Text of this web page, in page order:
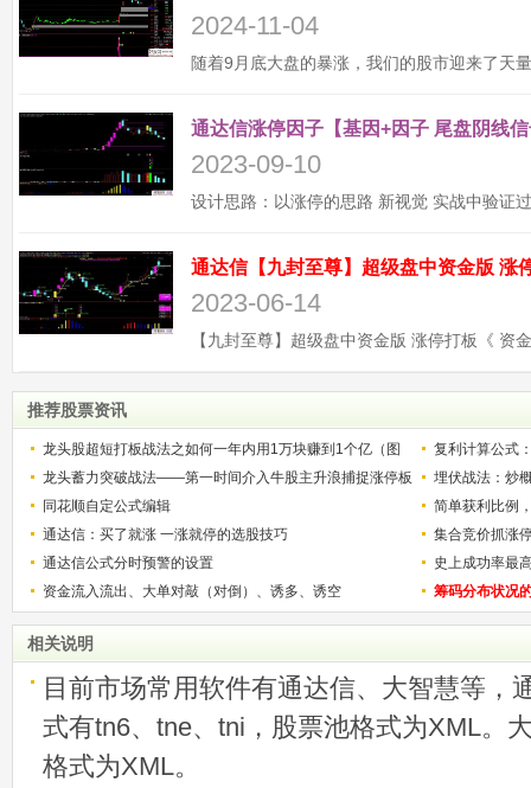
2024-11-04
通达信涨停因子【基因+因子 尾盘阴线
2023-09-10
2023-06-14
推荐股票资讯
龙头股超短打板战法之如何一年内用1万块赚到1个亿（图
解）
复利计算公式
少？
龙头蓄力突破战法——第一时间介入牛股主升浪捕捉涨停板
的技巧（图解）
埋伏战法：炒
同花顺自定公式编辑
简单获利比例
用
通达信：买了就涨 一涨就停的选股技巧
集合竞价抓涨
通达信公式分时预警的设置
史上成功率最
称选股法宝！
资金流入流出、大单对敲（对倒）、诱多、诱空 筹码分布状况
相关说明
目前市场常用软件有通达信、大智慧等，
式有tn6、tne、tni，股票池格式为XML。
格式为XML。